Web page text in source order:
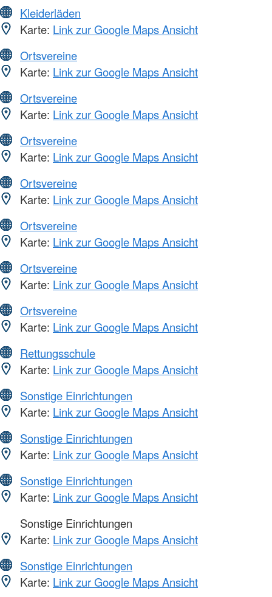
Kleiderläden
Karte: Link zur Google Maps Ansicht
Ortsvereine
Karte: Link zur Google Maps Ansicht
Ortsvereine
Karte: Link zur Google Maps Ansicht
Ortsvereine
Karte: Link zur Google Maps Ansicht
Ortsvereine
Karte: Link zur Google Maps Ansicht
Ortsvereine
Karte: Link zur Google Maps Ansicht
Ortsvereine
Karte: Link zur Google Maps Ansicht
Ortsvereine
Karte: Link zur Google Maps Ansicht
Rettungsschule
Karte: Link zur Google Maps Ansicht
Sonstige Einrichtungen
Karte: Link zur Google Maps Ansicht
Sonstige Einrichtungen
Karte: Link zur Google Maps Ansicht
Sonstige Einrichtungen
Karte: Link zur Google Maps Ansicht
Sonstige Einrichtungen
Karte: Link zur Google Maps Ansicht
Sonstige Einrichtungen
Karte: Link zur Google Maps Ansicht